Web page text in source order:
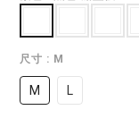
尺寸 : M
M